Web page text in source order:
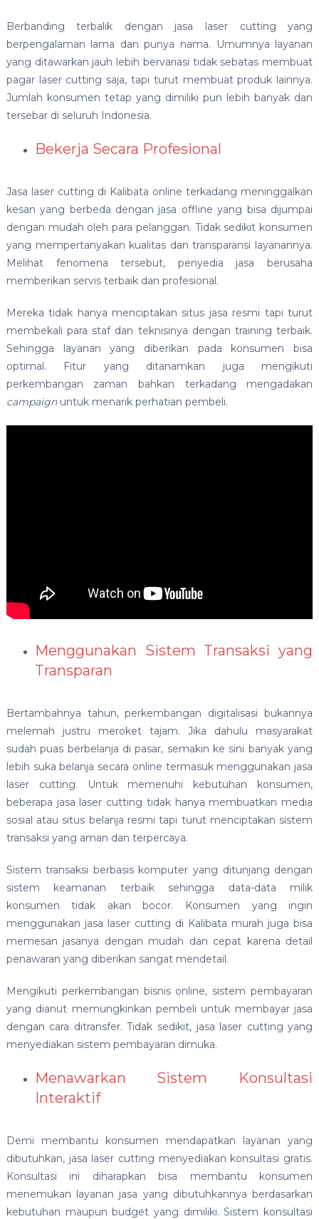
Berbanding terbalik dengan jasa laser cutting yang
berpengalaman lama dan punya nama. Umumnya layanan
yang ditawarkan jauh lebih bervariasi tidak sebatas membuat
pagar laser cutting saja, tapi turut membuat produk lainnya.
Jumlah konsumen tetap yang dimiliki pun lebih banyak dan
tersebar di seluruh Indonesia.
Bekerja Secara Profesional
Jasa laser cutting di Kalibata online terkadang meninggalkan
kesan yang berbeda dengan jasa offline yang bisa dijumpai
dengan mudah oleh para pelanggan. Tidak sedikit konsumen
yang mempertanyakan kualitas dan transparansi layanannya.
Melihat fenomena tersebut, penyedia jasa berusaha
memberikan servis terbaik dan profesional.
Mereka tidak hanya menciptakan situs jasa resmi tapi turut
membekali para staf dan teknisinya dengan training terbaik.
Sehingga layanan yang diberikan pada konsumen bisa
optimal. Fitur yang ditanamkan juga mengikuti
perkembangan zaman bahkan terkadang mengadakan
campaignuntuk menarik perhatian pembeli.
Menggunakan Sistem Transaksi yang
Transparan
Bertambahnya tahun, perkembangan digitalisasi bukannya
melemah justru meroket tajam. Jika dahulu masyarakat
sudah puas berbelanja di pasar, semakin ke sini banyak yang
lebih suka belanja secara online termasuk menggunakan jasa
laser cutting. Untuk memenuhi kebutuhan konsumen,
beberapa jasa laser cutting tidak hanya membuatkan media
sosial atau situs belanja resmi tapi turut menciptakan sistem
transaksi yang aman dan terpercaya.
Sistem transaksi berbasis komputer yang ditunjang dengan
sistem keamanan terbaik sehingga data-data milik
konsumen tidak akan bocor. Konsumen yang ingin
menggunakan jasa laser cutting di Kalibata murah juga bisa
memesan jasanya dengan mudah dan cepat karena detail
penawaran yang diberikan sangat mendetail.
Mengikuti perkembangan bisnis online, sistem pembayaran
yang dianut memungkinkan pembeli untuk membayar jasa
dengan cara ditransfer. Tidak sedikit, jasa laser cutting yang
menyediakan sistem pembayaran dimuka.
Menawarkan Sistem Konsultasi
Interaktif
Demi membantu konsumen mendapatkan layanan yang
dibutuhkan, jasa laser cutting menyediakan konsultasi gratis.
Konsultasi ini diharapkan bisa membantu konsumen
menemukan layanan jasa yang dibutuhkannya berdasarkan
kebutuhan maupun budget yang dimiliki. Sistem konsultasi